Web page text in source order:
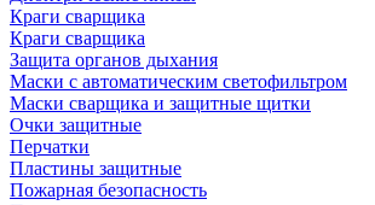
Краги сварщика
Краги сварщика
Защита органов дыхания
Маски с автоматическим светофильтром
Маски сварщика и защитные щитки
Очки защитные
Перчатки
Пластины защитные
Пожарная безопасность